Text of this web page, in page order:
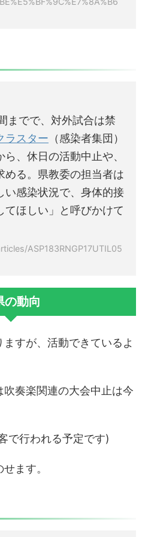
までで、対外試合は禁
ラスター （感染者集団）
、休日の活動中止や、
める。県教委の担当者は
い感染状況で、身体的接
てほしい」と呼びかけて
ASP183RNGP17UTIL05
の動向
すが、活動できているよ
奏楽関連の大会中止は今
で行われる予定です)
ます。